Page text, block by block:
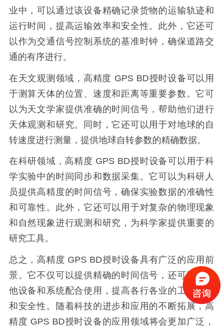
业中，可以通过该设备精确记录货物的运输轨迹和
运行时间，提高运输效率和安全性。此外，它还可
以作为交通信号控制系统的基准时钟，确保道路交
通的有序进行。
在天文观测领域，高精度 GPS BD授时设备可以用
于测算天体的位置、速度和距离等重要参数。它可
以为天文学家提供准确的时间信号，帮助他们进行
天体观测和研究。同时，它还可以用于对地球的自
转速度进行测量，提供地球自转参数的精确数据。
在科研领域，高精度 GPS BD授时设备可以用于科
学实验中的时间同步和数据采集。它可以为科研人
员提供高精度的时间信号，确保实验数据的准确性
和可靠性。此外，它还可以用于对复杂的物理现象
和自然现象进行观测和研究，为科学家提供重要的
研究工具。
总之，高精度 GPS BD授时设备具有广泛的应用前
景。它不仅可以提供精确的时间信号，还可以与其
他设备和系统配合使用，提高各行各业的工作效率
和安全性。随着科技的进步和应用的不断拓展，高
精度 GPS BD授时设备的应用领域将会更加广泛，